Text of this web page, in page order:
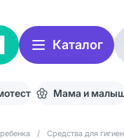
Каталог
Мама и
/ Средства для